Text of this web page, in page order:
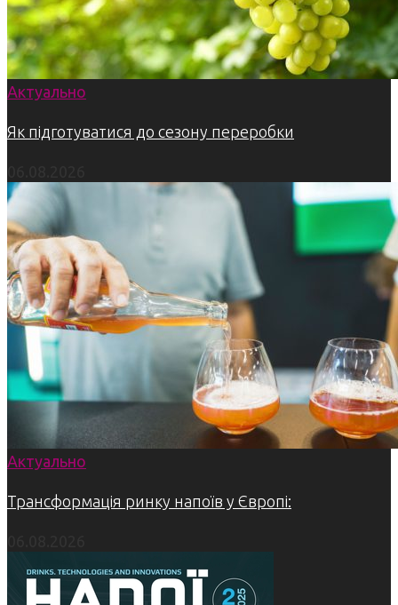
Актуально
Як підготуватися до сезону переробки
Актуально
Трансформація ринку напоїв у Європі: